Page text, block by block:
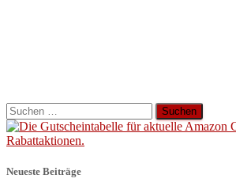
Suchen
nach:
Neueste Beiträge